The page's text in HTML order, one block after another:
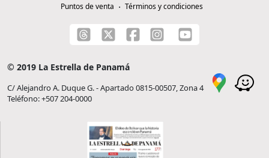
Puntos de venta
Términos y condiciones
© 2019 La Estrella de Panamá
C/ Alejandro A. Duque G. - Apartado 0815-00507, Zona 4
Teléfono: +507 204-0000